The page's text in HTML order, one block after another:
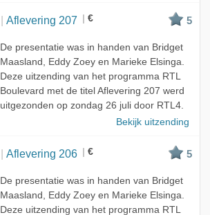
Aflevering 207 € 5
De presentatie was in handen van Bridget
Maasland, Eddy Zoey en Marieke Elsinga.
Deze uitzending van het programma RTL
Boulevard met de titel Aflevering 207 werd
uitgezonden op zondag 26 juli door RTL4.
Bekijk uitzending
Aflevering 206 € 5
De presentatie was in handen van Bridget
Maasland, Eddy Zoey en Marieke Elsinga.
Deze uitzending van het programma RTL